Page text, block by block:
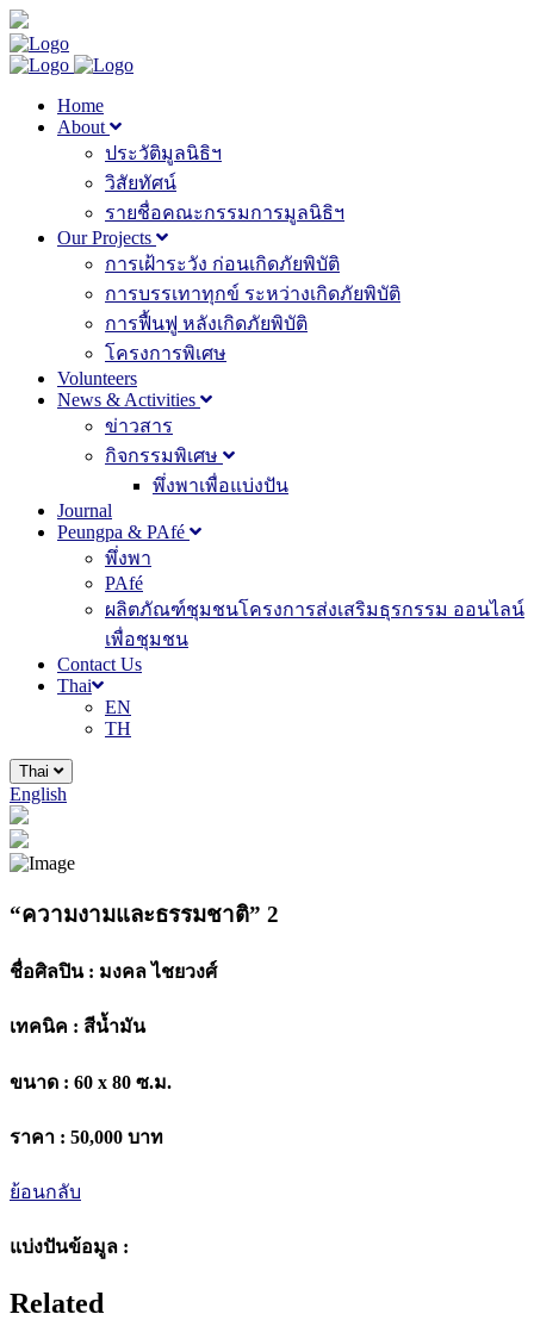
Home
About
ประวัติมูลนิธิฯ
วิสัยทัศน์
รายชื่อคณะกรรมการมูลนิธิฯ
Our Projects
การเฝ้าระวัง ก่อนเกิดภัยพิบัติ
การบรรเทาทุกข์ ระหว่างเกิดภัยพิบัติ
การฟื้นฟู หลังเกิดภัยพิบัติ
โครงการพิเศษ
Volunteers
News & Activities
ข่าวสาร
กิจกรรมพิเศษ
พึ่งพาเพื่อแบ่งปัน
Journal
Peungpa & PAfé
พึ่งพา
PAfé
ผลิตภัณฑ์ชุมชนโครงการส่งเสริมธุรกรรม ออนไลน์
เพื่อชุมชน
Contact Us
Thai
EN
TH
Thai
English
“ความงามและธรรมชาติ” 2
ชื่อศิลปิน : มงคล ไชยวงศ์
เทคนิค : สีน้ำมัน
ขนาด : 60 x 80 ซ.ม.
ราคา : 50,000 บาท
ย้อนกลับ
แบ่งปันข้อมูล :
Related